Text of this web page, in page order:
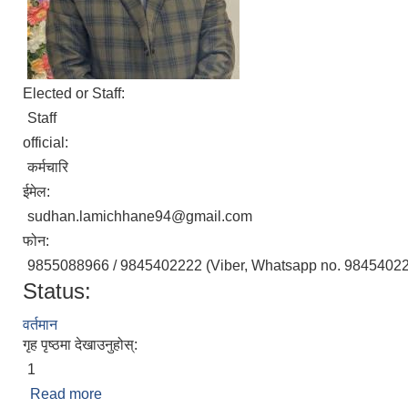
Elected or Staff:
Staff
official:
कर्मचारि
ईमेल:
sudhan.lamichhane94@gmail.com
फोन:
9855088966 / 9845402222 (Viber, Whatsapp no.
Status:
वर्तमान
गृह पृष्ठमा देखाउनुहोस्:
1
Read more